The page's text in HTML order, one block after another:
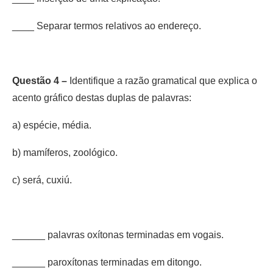
____ Separar termos relativos ao endereço.
Questão 4 – Identifique a razão gramatical que explica o
acento gráfico destas duplas de palavras:
a) espécie, média.
b) mamíferos, zoológico.
c) será, cuxiú.
______ palavras oxítonas terminadas em vogais.
______ paroxítonas terminadas em ditongo.